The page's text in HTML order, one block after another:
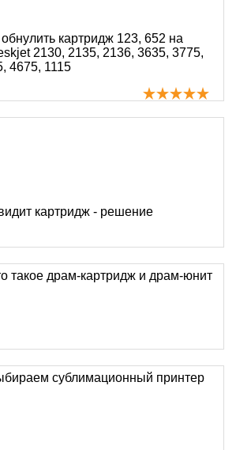
картридж 123, 652 на
2130, 2135, 2136, 3635, 3775,
4675, 1115
картридж - решение
такое драм-картридж и драм-юнит
сублимационный принтер